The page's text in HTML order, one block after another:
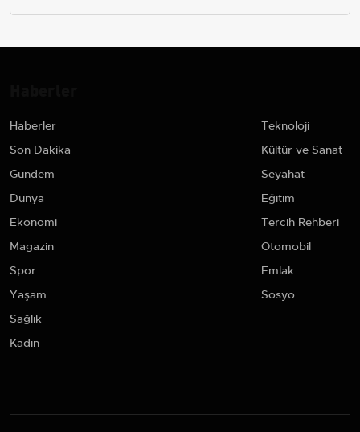
Haberler
Son Dakika
Gündem
Dünya
Ekonomi
Magazin
Spor
Yaşam
Sağlık
Kadın
Teknoloji
Kültür ve Sanat
Seyahat
Eğitim
Tercih Rehberi
Otomobil
Emlak
Sosyo